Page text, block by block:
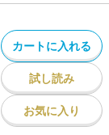
カートに入れる
試し読み
お気に入り